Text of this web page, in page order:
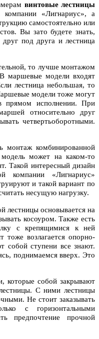
винтовые лестницы
компании «Лигнариус», а
самостоятельно или
Вы зато будете знать,
под друга и лестница
то лучше монтажом
маршевые модели входят
лестница небольшая, то
модели тоже могут
прямом исполнении. При
относительно друг
четвертьоборотными.
монтаж комбинированной
может на каком-то
Такой интересный дизайн
компании «Лигнариус»
и такой вариант по
несущую нагрузку.
лестницы основывается на
косоуром. Также есть
с крепящимися к ней
тоже возлагается опорно-
собой ступени все знают.
поднимаемся вверх. Это
которые собой закрывают
С ними лестницы
Не стоит заказывать
с горизонтальными
предпочтение прочной